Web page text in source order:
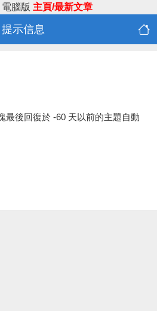
電腦版 主頁/最新文章
提示信息
最後回復於 -60 天以前的主題自動